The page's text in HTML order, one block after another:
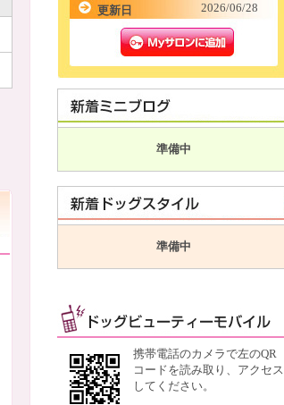
更新日 2026/06/28
準備中
準備中
携帯電話のカメラで左のQR
コードを読み取り、アクセス
してください。